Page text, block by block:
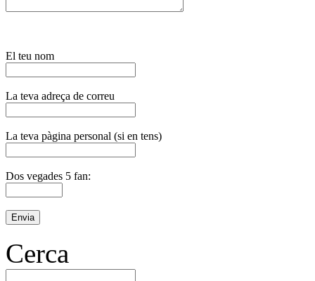
El teu nom
La teva adreça de correu
La teva pàgina personal (si en tens)
Dos vegades 5 fan:
Cerca